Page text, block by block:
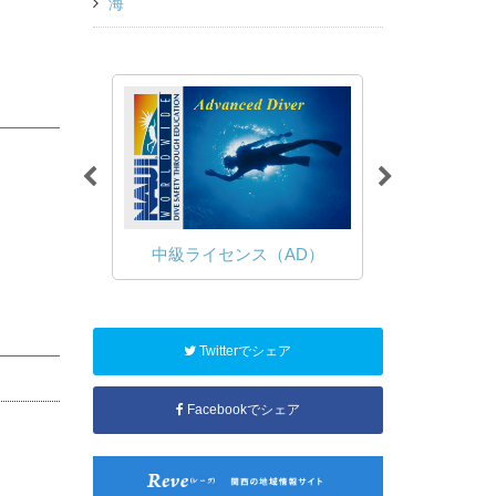
中級ライセンス（AD）
Twitterでシェア
Facebookでシェア